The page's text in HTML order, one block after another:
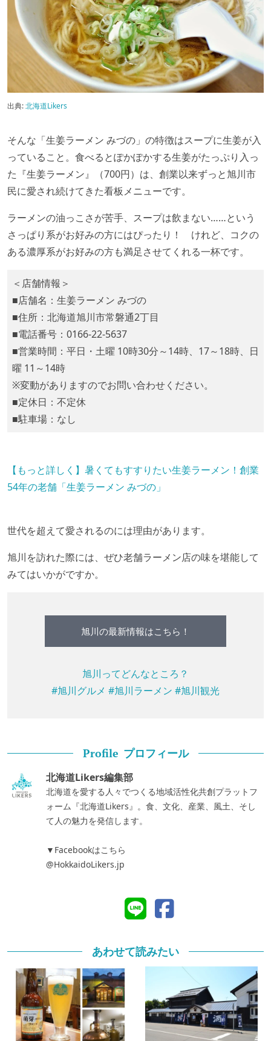
出典:北海道Likers
そんな「生姜ラーメン みづの」の特徴はスープに生姜が入
っていること。食べるとぽかぽかする生姜がたっぷり入っ
た『生姜ラーメン』（700円）は、創業以来ずっと旭川市
民に愛され続けてきた看板メニューです。
ラーメンの油っこさが苦手、スープは飲まない……という
さっぱり系がお好みの方にはぴったり！ けれど、コクの
ある濃厚系がお好みの方も満足させてくれる一杯です。
＜店舗情報＞
■店舗名：生姜ラーメン みづの
■住所：北海道旭川市常磐通2丁目
■電話番号：0166-22-5637
■営業時間：平日・土曜 10時30分～14時、17～18時、日
曜 11～14時
※変動がありますのでお問い合わせください。
■定休日：不定休
■駐車場：なし
【もっと詳しく】暑くてもすすりたい生姜ラーメン！創業
54年の老舗「生姜ラーメン みづの」
世代を超えて愛されるのには理由があります。
旭川を訪れた際には、ぜひ老舗ラーメン店の味を堪能して
みてはいかがですか。
旭川の最新情報はこちら！
旭川ってどんなところ？
#旭川グルメ #旭川ラーメン #旭川観光
Profile プロフィール
北海道Likers編集部
北海道を愛する人々でつくる地域活性化共創プラットフ
ォーム『北海道Likers』。食、文化、産業、風土、そし
て人の魅力を発信します。
▼Facebookはこちら
@HokkaidoLikers.jp
あわせて読みたい